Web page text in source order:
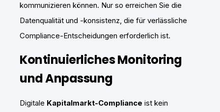
kommunizieren können. Nur so erreichen Sie die
Datenqualität und -konsistenz, die für verlässliche
Compliance-Entscheidungen erforderlich ist.
Kontinuierliches Monitoring
und Anpassung
Digitale Kapitalmarkt-Compliance ist kein